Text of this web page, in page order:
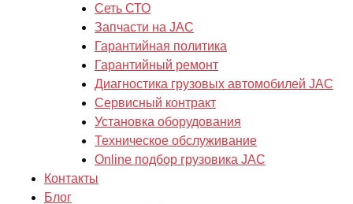
Сеть СТО
Запчасти на JAC
Гарантийная политика
Гарантийный ремонт
Диагностика грузовых автомобилей JAC
Сервисный контракт
Установка оборудования
Техническое обслуживание
Online подбор грузовика JAC
Контакты
Блог